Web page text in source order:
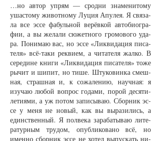
…но ав­тор упрям — срод­ни зна­ме­ни­то­му
ушас­то­му жи­вот­но­му Лу­ция Апу­лея. Я свя­за­
ла все эс­се фа­буль­ной ве­рёв­кой ав­то­био­гра­
фии, а вы же­ла­ли сю­жет­но­го гро­мо­во­го уда­
ра. По­ни­маю вас, но эс­се «Лик­ви­да­ция пи­са­
те­ля» всё-та­ки рек­ви­ем, а чи­та­те­ля жал­ко. В
се­ре­ди­не кни­ги «Лик­ви­да­ция пи­са­те­ля» то­же
ры­чит и ши­пит, но ти­ше. Шту­ко­вин­ка смеш­
ная, страш­ная и, к со­жа­ле­нию, на­уч­ная: я
изу­чаю лю­бой во­прос го­да­ми, по­рой де­ся­ти­
ле­ти­я­ми, а уж по­том за­пи­сы­ваю. Сбор­ник эс­
се у ме­ня не но­вый, как вы вы­ра­зи­лись, а
единст­вен­ный. Я пол­ве­ка за­ра­ба­ты­ваю ли­те­
ра­тур­ным тру­дом, опуб­ли­ко­ва­но всё, но
имен­но сбор­ник эс­се не хо­тел вы­пус­кать ни­